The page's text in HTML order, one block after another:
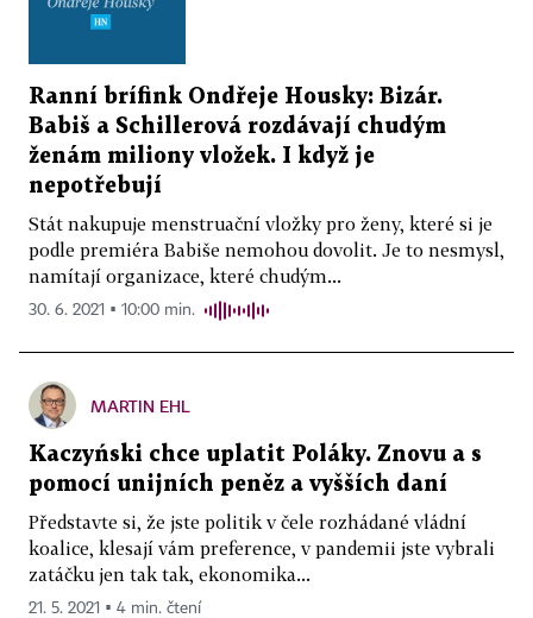
Ranní brífink Ondřeje Housky: Bizár.
Babiš a Schillerová rozdávají chudým
ženám miliony vložek. I když je
nepotřebují
Stát nakupuje menstruační vložky pro ženy, které si je
podle premiéra Babiše nemohou dovolit. Je to nesmysl,
namítají organizace, které chudým...
30. 6. 2021 ▪ 10:00 min.
MARTIN EHL
Kaczyński chce uplatit Poláky. Znovu a s
pomocí unijních peněz a vyšších daní
Představte si, že jste politik v čele rozhádané vládní
koalice, klesají vám preference, v pandemii jste vybrali
zatáčku jen tak tak, ekonomika...
21. 5. 2021 ▪ 4 min. čtení